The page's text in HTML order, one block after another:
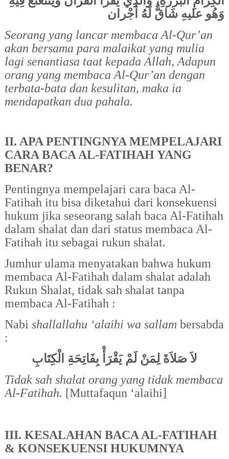
وَهُو عليهِ شَاقٌّ لَهُ أَجْران
Seorang yang lancar membaca Al-Qur’an
akan bersama para malaikat yang mulia
lagi senantiasa taat kepada Allah, Adapun
orang yang membaca Al-Qur’an dengan
terbata-bata dan kesulitan, maka ia
mendapatkan dua pahala.
II. APA PENTINGNYA MEMPELAJARI
CARA BACA AL-FATIHAH YANG
BENAR?
Pentingnya mempelajari cara baca Al-
Fatihah itu bisa diketahui dari konsekuensi
hukum jika seseorang salah baca Al-Fatihah
dalam shalat dan dari status membaca Al-
Fatihah itu sebagai rukun shalat.
Jumhur ulama menyatakan bahwa hukum
membaca Al-Fatihah dalam shalat adalah
Rukun Shalat, tidak sah shalat tanpa
membaca Al-Fatihah :
Nabi shallallahu ‘alaihi wa sallam bersabda
:
لاَ صَلاَةَ لِمَنْ لَمْ يَقْرَأْ بِفَاتِحَةِ الْكِتَابِ
Tidak sah shalat orang yang tidak membaca
Al-Fatihah. [Muttafaqun ‘alaihi]
III. KESALAHAN BACA AL-FATIHAH
& KONSEKUENSI HUKUMNYA